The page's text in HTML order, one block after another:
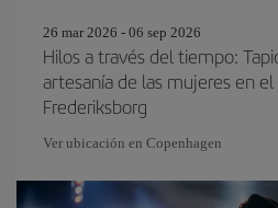
26 mar 2026 - 06 sep 2026
Hilos a través del tiempo:
artesanía de las mujeres en
Frederiksborg
Ver ubicación en Copenhagen